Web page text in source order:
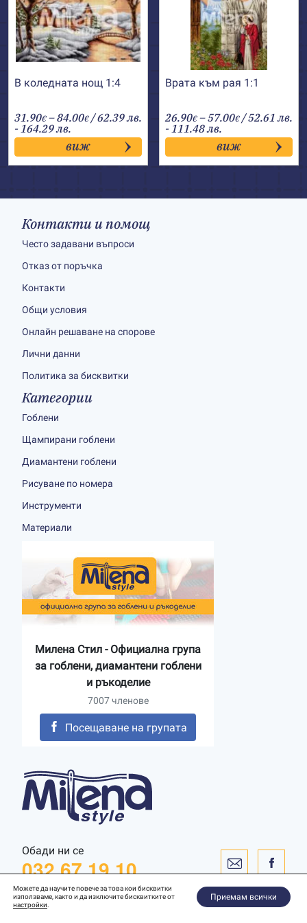
В коледната нощ 1:4
31.90€ –84.00€Price
range:
31.90€
through
84.00€
/ 62.39 лв.
- 164.29 лв.
виж
Врата към рая 1:1
26.90€ –57.00€Price
range:
26.90€
through
57.00€
/ 52.61 лв.
- 111.48 лв.
виж
Обади ни се
032 67 19 10
Контакти и помощ
Често задавани въпроси
Отказ от поръчка
Контакти
Общи условия
Онлайн решаване на спорове
Лични данни
Политика за бисквитки
Категории
Гоблени
Щампирани гоблени
Диамантени гоблени
Рисуване по номера
Инструменти
Материали
Милена Стил - Официална група
за гоблени, диамантени гоблени
и ръкоделие
7007 членове
Посещаване на групата
Уебсайт от
Можете да научите повече за това кои бисквитки
използваме, както и да изключите бисквитките от
настройки
Приемам всички